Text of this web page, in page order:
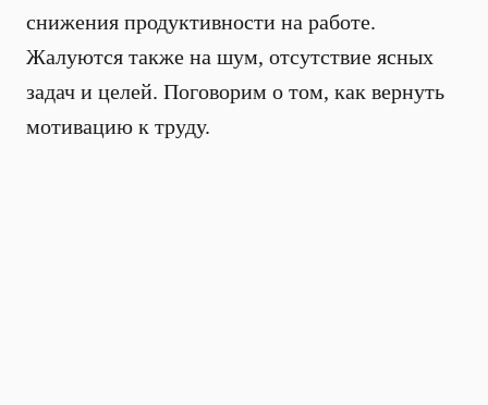
снижения продуктивности на работе.
Жалуются также на шум, отсутствие ясных
задач и целей. Поговорим о том, как вернуть
мотивацию к труду.